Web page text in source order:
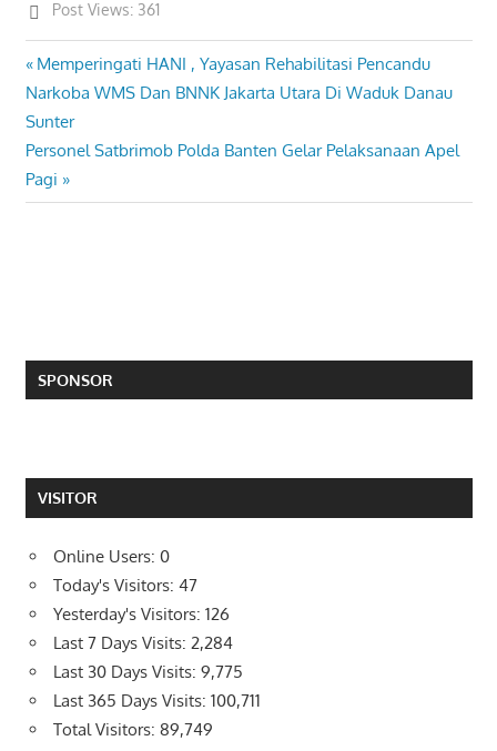
Post Views: 361
Post
navigation
Previous
Post:
Memperingati HANI , Yayasan Rehabilitasi Pencandu
Narkoba WMS Dan BNNK Jakarta Utara Di Waduk Danau
Sunter
Next
Post:
Personel Satbrimob Polda Banten Gelar Pelaksanaan Apel
Pagi
SPONSOR
VISITOR
Online Users: 0
Today's Visitors: 47
Yesterday's Visitors: 126
Last 7 Days Visits: 2,284
Last 30 Days Visits: 9,775
Last 365 Days Visits: 100,711
Total Visitors: 89,749